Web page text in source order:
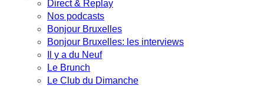
Direct & Replay
Nos podcasts
Bonjour Bruxelles
Bonjour Bruxelles: les interviews
Il y a du Neuf
Le Brunch
Le Club du Dimanche